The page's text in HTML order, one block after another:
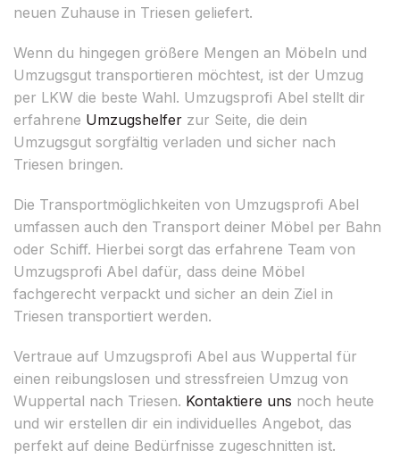
neuen Zuhause in Triesen geliefert.
Wenn du hingegen größere Mengen an Möbeln und
Umzugsgut transportieren möchtest, ist der Umzug
per LKW die beste Wahl. Umzugsprofi Abel stellt dir
erfahrene Umzugshelfer zur Seite, die dein
Umzugsgut sorgfältig verladen und sicher nach
Triesen bringen.
Die Transportmöglichkeiten von Umzugsprofi Abel
umfassen auch den Transport deiner Möbel per Bahn
oder Schiff. Hierbei sorgt das erfahrene Team von
Umzugsprofi Abel dafür, dass deine Möbel
fachgerecht verpackt und sicher an dein Ziel in
Triesen transportiert werden.
Vertraue auf Umzugsprofi Abel aus Wuppertal für
einen reibungslosen und stressfreien Umzug von
Wuppertal nach Triesen. Kontaktiere uns noch heute
und wir erstellen dir ein individuelles Angebot, das
perfekt auf deine Bedürfnisse zugeschnitten ist.